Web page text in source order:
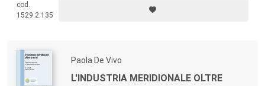
dei lavoratori in tutte le filiali dell’impresa e spesso nelle catene di
subfornitura globali.
cod.
1529.2.135
Paola De Vivo
L'INDUSTRIA MERIDIONALE OLTRE